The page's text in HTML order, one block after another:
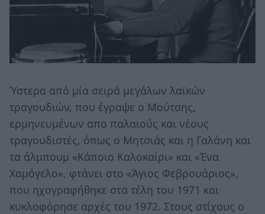
Ύστερα από μία σειρά μεγάλων λαϊκών
τραγουδιών, που έγραψε ο Μούτσης,
ερμηνευμένων απο παλαιούς και νέους
τραγουδιστές, όπως ο Μητσιάς και η Γαλάνη και
τα άλμπουμ «Κάποιο Καλοκαίρι» και «Ένα
Χαμόγελο», φτάνει στο «Άγιος Φεβρουάριος»,
που ηχογραφήθηκε στα τέλη του 1971 και
κυκλοφόρησε αρχές του 1972. Στους στίχους ο